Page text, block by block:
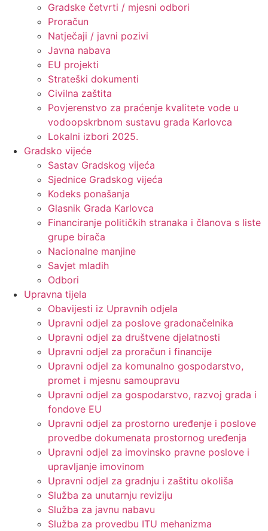
Gradske četvrti / mjesni odbori
Proračun
Natječaji / javni pozivi
Javna nabava
EU projekti
Strateški dokumenti
Civilna zaštita
Povjerenstvo za praćenje kvalitete vode u
vodoopskrbnom sustavu grada Karlovca
Lokalni izbori 2025.
Gradsko vijeće
Sastav Gradskog vijeća
Sjednice Gradskog vijeća
Kodeks ponašanja
Glasnik Grada Karlovca
Financiranje političkih stranaka i članova s liste
grupe birača
Nacionalne manjine
Savjet mladih
Odbori
Upravna tijela
Obavijesti iz Upravnih odjela
Upravni odjel za poslove gradonačelnika
Upravni odjel za društvene djelatnosti
Upravni odjel za proračun i financije
Upravni odjel za komunalno gospodarstvo,
promet i mjesnu samoupravu
Upravni odjel za gospodarstvo, razvoj grada i
fondove EU
Upravni odjel za prostorno uređenje i poslove
provedbe dokumenata prostornog uređenja
Upravni odjel za imovinsko pravne poslove i
upravljanje imovinom
Upravni odjel za gradnju i zaštitu okoliša
Služba za unutarnju reviziju
Služba za javnu nabavu
Služba za provedbu ITU mehanizma